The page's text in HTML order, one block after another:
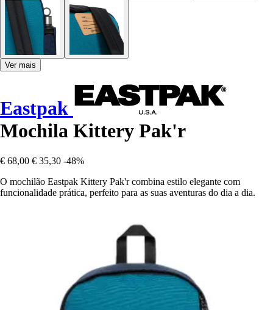
Ver mais
Eastpak
Mochila Kittery Pak'r
€ 68,00 € 35,30 -48%
O mochilão Eastpak Kittery Pak'r combina estilo elegante com
funcionalidade prática, perfeito para as suas aventuras do dia a dia.